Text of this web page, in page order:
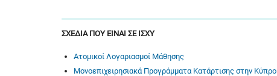
ΣΧΕΔΙΑ ΠΟΥ ΕΙΝΑΙ ΣΕ ΙΣΧΥ
Ατομικοί Λογαριασμοί Μάθησης
Μονοεπιχειρησιακά Προγράμματα Κατάρτισης στην Κύπρο